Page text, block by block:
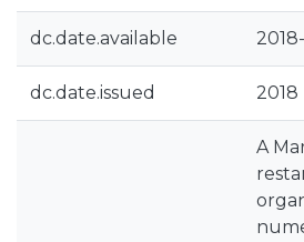
dc.date.available
dc.date.issued 2018
A